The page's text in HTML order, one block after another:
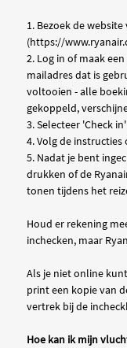
1. Bezoek de
(https://
2. Log in of maak
mailadres dat is
voltooien - alle
gekoppeld,
3. Selecteer 'Check
4. Volg de
5. Nadat je bent
drukken of de
tonen tijdens het
Houd er rekening
inchecken, maar
Als je niet online
print een kopie van
vertrek bij de
Hoe kan ik mijn